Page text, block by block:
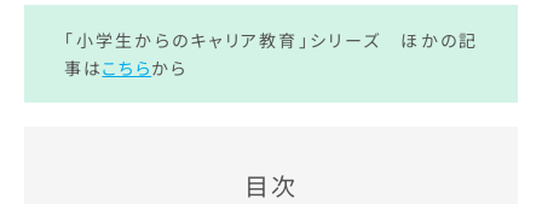
「小学生からのキャリア教育」シリーズ ほかの記
事はこちらから
目次